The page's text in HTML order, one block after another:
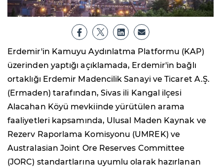
Erdemir'in Kamuyu Aydınlatma Platformu (KAP)
üzerinden yaptığı açıklamada, Erdemir'in bağlı
ortaklığı Erdemir Madencilik Sanayi ve Ticaret A.Ş.
(Ermaden) tarafından, Sivas ili Kangal ilçesi
Alacahan Köyü mevkiinde yürütülen arama
faaliyetleri kapsamında, Ulusal Maden Kaynak ve
Rezerv Raporlama Komisyonu (UMREK) ve
Australasian Joint Ore Reserves Committee
(JORC) standartlarına uyumlu olarak hazırlanan